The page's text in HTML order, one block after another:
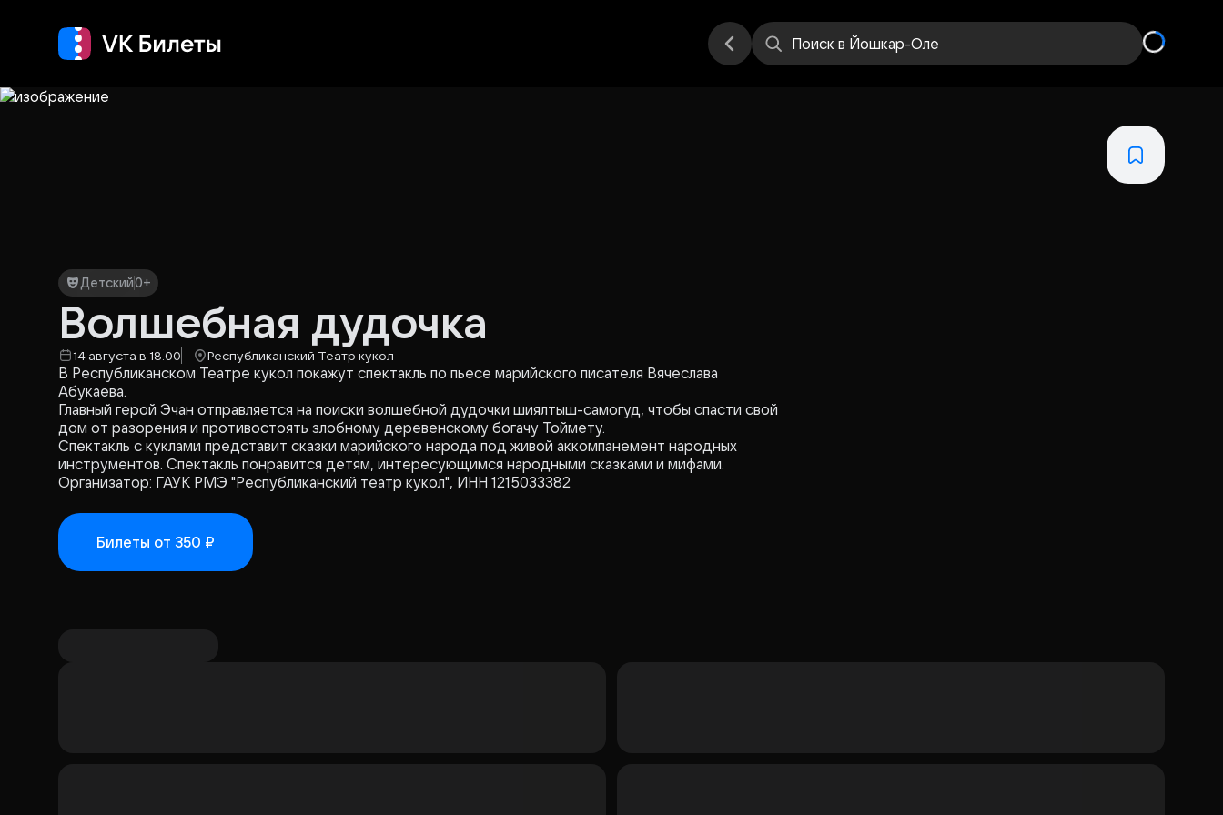
Поиск в Йошкар-Оле
Детский0+
Волшебная дудочка
14 августа в 18.00 Республиканский Театр кукол
В Республиканском Театре кукол покажут спектакль по пьесе марийского писателя Вячеслава
Абукаева.
Главный герой Эчан отправляется на поиски волшебной дудочки шиялтыш-самогуд, чтобы спасти свой
дом от разорения и противостоять злобному деревенскому богачу Тоймету.
Спектакль с куклами представит сказки марийского народа под живой аккомпанемент народных
инструментов. Спектакль понравится детям, интересующимся народными сказками и мифами.
Организатор: ГАУК РМЭ "Республиканский театр кукол", ИНН 1215033382
Билеты от 350 ₽